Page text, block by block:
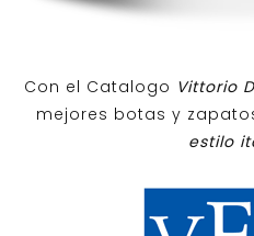
Con el Catalogo Vittorio
mejores botas y
estilo